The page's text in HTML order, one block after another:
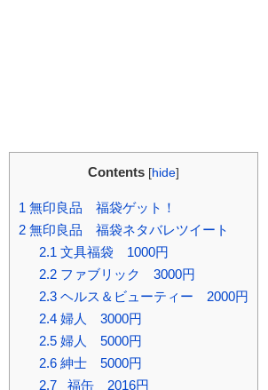
Contents [hide]
1 無印良品 福袋ゲット！
2 無印良品 福袋ネタバレツイート
2.1 文具福袋 1000円
2.2ファブリック 3000円
2.3ヘルス＆ビューティー 2000円
2.4婦人 3000円
2.5婦人 5000円
2.6紳士 5000円
2.7福缶 2016円